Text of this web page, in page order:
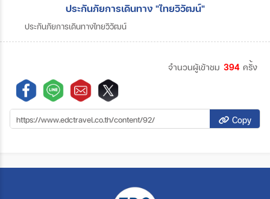
ประกันภัยการเดินทาง "ไทยวิวัฒน์"
ประกันภัยการเดินทางไทยวิวัฒน์
จำนวนผู้เข้าชม 394 ครั้ง
Copy